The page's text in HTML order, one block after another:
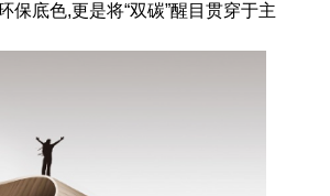
底色,更是将“双碳”醒目贯穿于主